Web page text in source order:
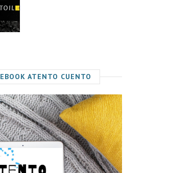
EBOOK ATENTO CUENTO